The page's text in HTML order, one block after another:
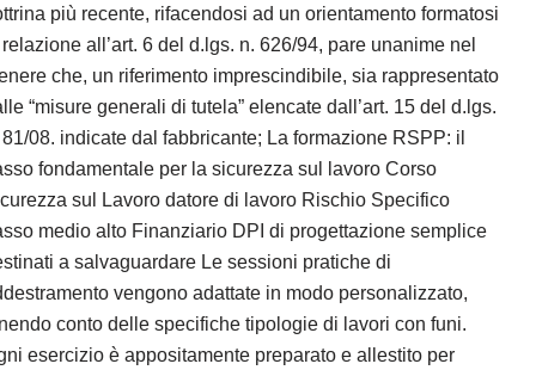
più recente, rifacendosi ad un orientamento formatosi
all’art. 6 del d.lgs. n. 626/94, pare unanime nel
che, un riferimento imprescindibile, sia rappresentato
“misure generali di tutela” elencate dall’art. 15 del d.lgs.
08. indicate dal fabbricante; La formazione RSPP: il
fondamentale per la sicurezza sul lavoro Corso
sul Lavoro datore di lavoro Rischio Specifico
medio alto Finanziario DPI di progettazione semplice
a salvaguardare Le sessioni pratiche di
vengono adattate in modo personalizzato,
conto delle specifiche tipologie di lavori con funi.
esercizio è appositamente preparato e allestito per